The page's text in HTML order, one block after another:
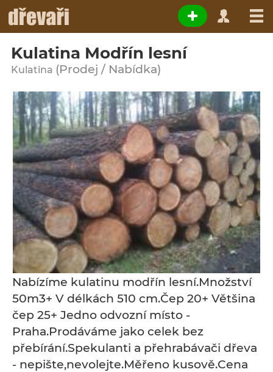
Kulatina Modřín lesní
Kulatina (Prodej / Nabídka)
Nabízíme kulatinu modřín lesní.Množství
50m3+ V délkách 510 cm.Čep 20+ Většina
čep 25+ Jedno odvozní místo -
Praha.Prodáváme jako celek bez
přebírání.Spekulanti a přehrabávači dřeva
- nepište,nevolejte.Měřeno kusově.Cena